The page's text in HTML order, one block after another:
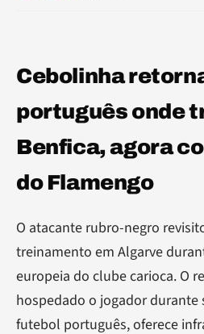
Cebolinha
português onde
Benfica, agora
do Flamengo
O atacante rubro-negro
treinamento em Algarve
europeia do clube carioca. O
hospedado o jogador durante
futebol português, oferece